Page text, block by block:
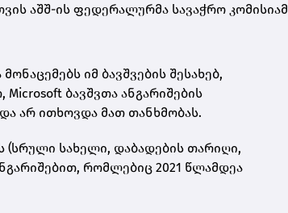
აშშ-ის ფედერალურმა სავაჭრო კომისიამ
იმ ბავშვების შესახებ,
ბავშვთა ანგარიშების
არ ითხოვდა მათ თანხმობას.
(სრული სახელი, დაბადების თარიღი,
რომლებიც 2021 წლამდეა